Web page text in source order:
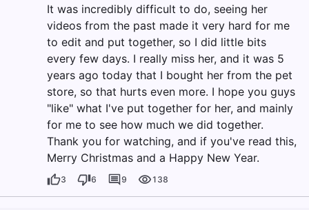
It was incredibly difficult to do, seeing her
videos from the past made it very hard for me
to edit and put together, so I did little bits
every few days. I really miss her, and it was 5
years ago today that I bought her from the pet
store, so that hurts even more. I hope you guys
"like" what I've put together for her, and mainly
for me to see how much we did together.
Thank you for watching, and if you've read this,
Merry Christmas and a Happy New Year.
3 6 9 138